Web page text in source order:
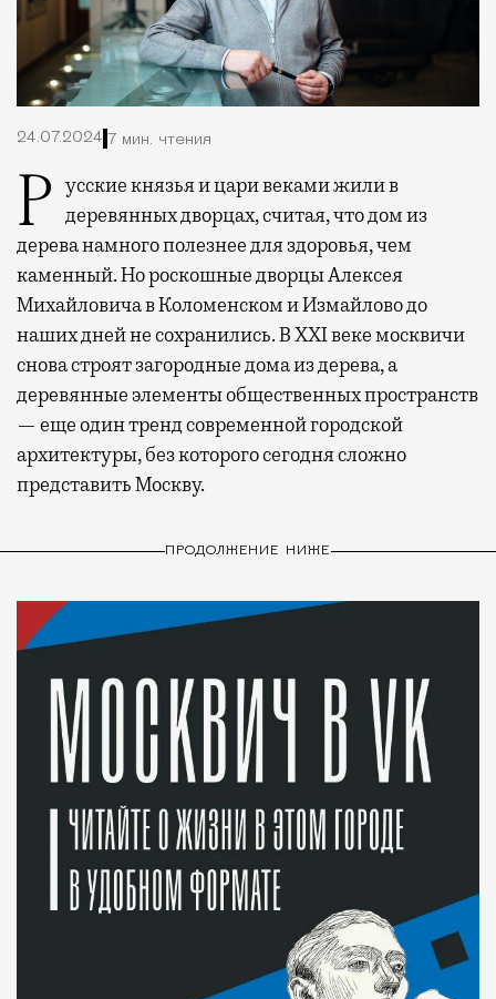
24.07.2024 7 мин. чтения
Русские князья и цари веками жили в деревянных дворцах, считая, что дом из
дерева намного полезнее для здоровья, чем
каменный. Но роскошные дворцы Алексея
Михайловича в Коломенском и Измайлово до
наших дней не сохранились. В ХХI веке москвичи
снова строят загородные дома из дерева, а
деревянные элементы общественных пространств
— еще один тренд современной городской
архитектуры, без которого сегодня сложно
представить Москву.
ПРОДОЛЖЕНИЕ НИЖЕ